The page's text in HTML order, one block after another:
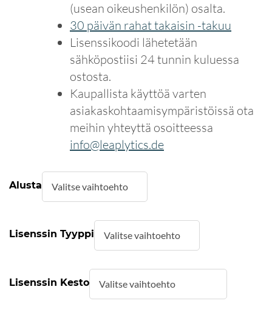
(usean oikeushenkilön) osalta.
30 päivän rahat takaisin -takuu
Lisenssikoodi lähetetään
sähköpostiisi 24 tunnin kuluessa
ostosta.
Kaupallista käyttöä varten
asiakaskohtaamisympäristöissä ota
meihin yhteyttä osoitteessa
info@leaplytics.de
Alusta
Lisenssin Tyyppi
Lisenssin Kesto